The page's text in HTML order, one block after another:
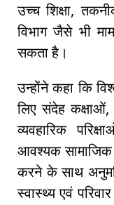
उच्च शिक्षा,
विभाग जैसे भी
सकता है।
उन्होंने कहा कि
लिए संदेह कक्षाओं,
व्यवहारिक
आवश्यक सामाजिक
करने के साथ
स्वास्थ्य एवं